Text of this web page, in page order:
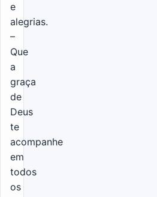
e
alegrias.
–
Que
a
graça
de
Deus
te
acompanhe
em
todos
os